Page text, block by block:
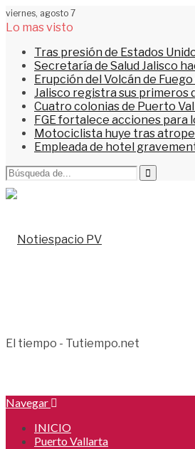
viernes, agosto 7
Lo mas visto
Tras presión de Estados
Secretaría de Salud Jalisco
Erupción del Volcán de
Jalisco registra sus primeros
Cuatro colonias de Puerto
FGE fortalece acciones para
Motociclista huye tras
Empleada de hotel
El tiempo - Tutiempo.net
Navegar
INICIO
Puerto Vallarta